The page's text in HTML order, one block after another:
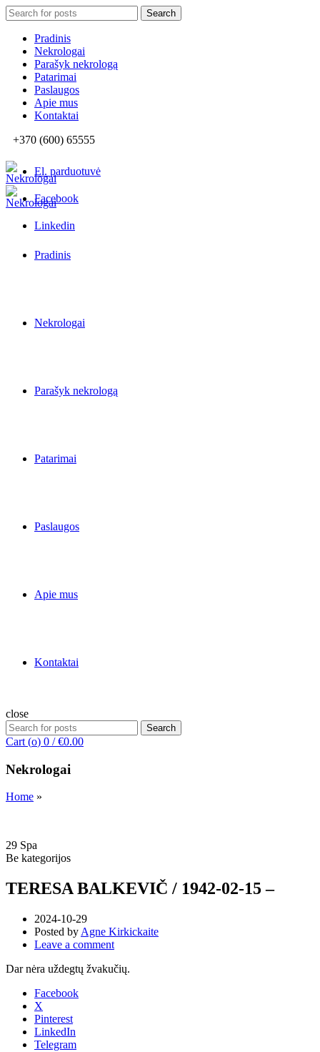
Search
for:
Search
Pradinis
Nekrologai
Parašyk nekrologą
Patarimai
Paslaugos
Apie mus
Kontaktai
+370 (600) 65555
El. parduotuvė
Facebook
Linkedin
Pradinis
Nekrologai
Parašyk nekrologą
Patarimai
Paslaugos
Apie mus
Kontaktai
close
Search
for:
Search
Cart (o) 0 / €0.00
Nekrologai
Home »
29 Spa
Be kategorijos
TERESA BALKEVIČ / 1942-02-15 –
2024-10-29
Posted by Agne Kirkickaite
Leave a comment
Dar nėra uždegtų žvakučių.
Facebook
X
Pinterest
LinkedIn
Telegram